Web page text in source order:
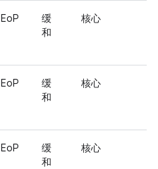
EoP
缓
和
核心
EoP
缓
和
核心
EoP
缓
和
核心